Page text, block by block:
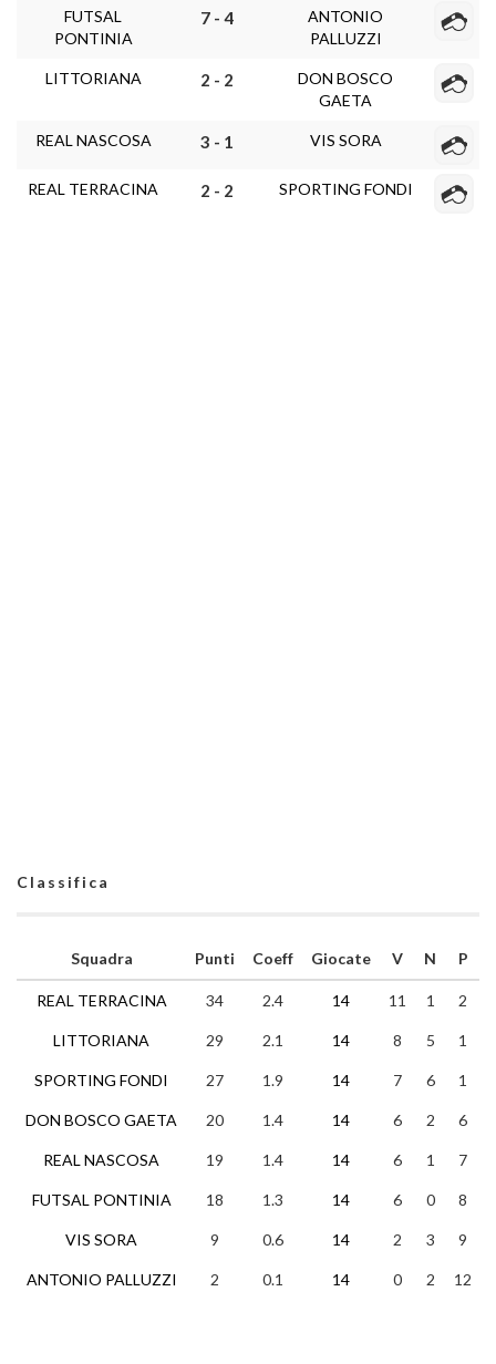
FUTSAL
PONTINIA
7 - 4
ANTONIO
PALLUZZI
LITTORIANA 2 - 2
DON BOSCO
GAETA
REAL NASCOSA 3 - 1 VIS SORA
REAL TERRACINA 2 - 2 SPORTING FONDI
Classifica
Squadra
REAL TERRACINA
LITTORIANA
SPORTING FONDI
DON BOSCO GAETA
REAL NASCOSA
FUTSAL PONTINIA
VIS SORA
ANTONIO PALLUZZI
Punti Coeff Giocate V N P
34 2.4 14 11 1 2
29 2.1 14 8 5 1
27 1.9 14 7 6 1
20 1.4 14 6 2 6
19 1.4 14 6 1 7
18 1.3 14 6 0 8
9 0.6 14 2 3 9
2 0.1 14 0 2 12